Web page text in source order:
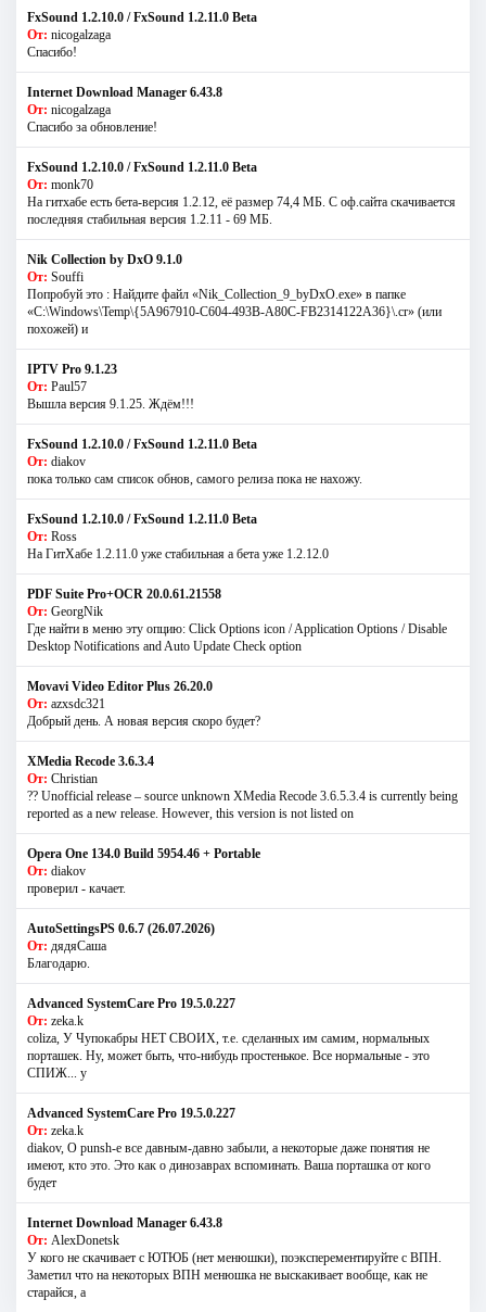
FxSound 1.2.10.0 / FxSound 1.2.11.0 Beta
От: nicogalzaga
Спасибо!
Internet Download Manager 6.43.8
От: nicogalzaga
Спасибо за обновление!
FxSound 1.2.10.0 / FxSound 1.2.11.0 Beta
От: monk70
На гитхабе есть бета-версия 1.2.12, её размер 74,4 МБ. С оф.сайта скачивается
последняя стабильная версия 1.2.11 - 69 МБ.
Nik Collection by DxO 9.1.0
От: Souffi
Попробуй это : Найдите файл «Nik_Collection_9_byDxO.exe» в папке
«C:\Windows\Temp\{5A967910-C604-493B-A80C-FB2314122A36}\.cr» (или
похожей) и
IPTV Pro 9.1.23
От: Paul57
Вышла версия 9.1.25. Ждём!!!
FxSound 1.2.10.0 / FxSound 1.2.11.0 Beta
От: diakov
пока только сам список обнов, самого релиза пока не нахожу.
FxSound 1.2.10.0 / FxSound 1.2.11.0 Beta
От: Ross
На ГитХабе 1.2.11.0 уже стабильная а бета уже 1.2.12.0
PDF Suite Pro+OCR 20.0.61.21558
От: GeorgNik
Где найти в меню эту опцию: Click Options icon / Application Options / Disable
Desktop Notifications and Auto Update Check option
Movavi Video Editor Plus 26.20.0
От: azxsdc321
Добрый день. А новая версия скоро будет?
XMedia Recode 3.6.3.4
От: Christian
?? Unofficial release – source unknown XMedia Recode 3.6.5.3.4 is currently being
reported as a new release. However, this version is not listed on
Opera One 134.0 Build 5954.46 + Portable
От: diakov
проверил - качает.
AutoSettingsPS 0.6.7 (26.07.2026)
От: дядяСаша
Благодарю.
Advanced SystemCare Pro 19.5.0.227
От: zeka.k
coliza, У Чупокабры НЕТ СВОИХ, т.е. сделанных им самим, нормальных
порташек. Ну, может быть, что-нибудь простенькое. Все нормальные - это
СПИЖ... у
Advanced SystemCare Pro 19.5.0.227
От: zeka.k
diakov, О punsh-е все давным-давно забыли, а некоторые даже понятия не
имеют, кто это. Это как о динозаврах вспоминать. Ваша порташка от кого
будет
Internet Download Manager 6.43.8
От: AlexDonetsk
У кого не скачивает с ЮТЮБ (нет менюшки), поэксперементируйте с ВПН.
Заметил что на некоторых ВПН менюшка не выскакивает вообще, как не
старайся, а